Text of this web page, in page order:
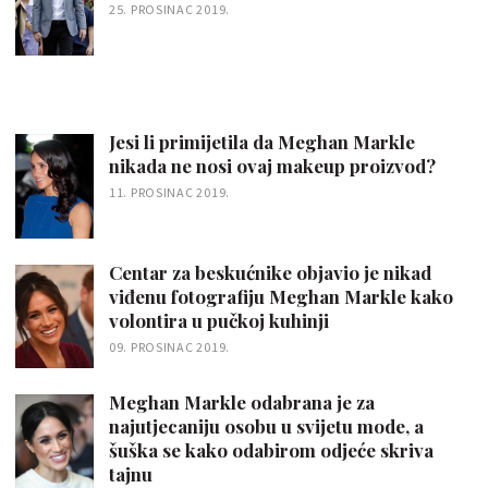
25. PROSINAC 2019.
Jesi li primijetila da Meghan Markle
nikada ne nosi ovaj makeup proizvod?
11. PROSINAC 2019.
Centar za beskućnike objavio je nikad
viđenu fotografiju Meghan Markle kako
volontira u pučkoj kuhinji
09. PROSINAC 2019.
Meghan Markle odabrana je za
najutjecaniju osobu u svijetu mode, a
šuška se kako odabirom odjeće skriva
tajnu